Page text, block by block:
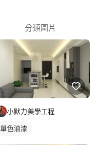
分類圖片
小默力美學工程
單色油漆